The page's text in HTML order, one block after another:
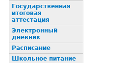
Государственная
итоговая
аттестация
Электронный
дневник
Расписание
Школьное питание